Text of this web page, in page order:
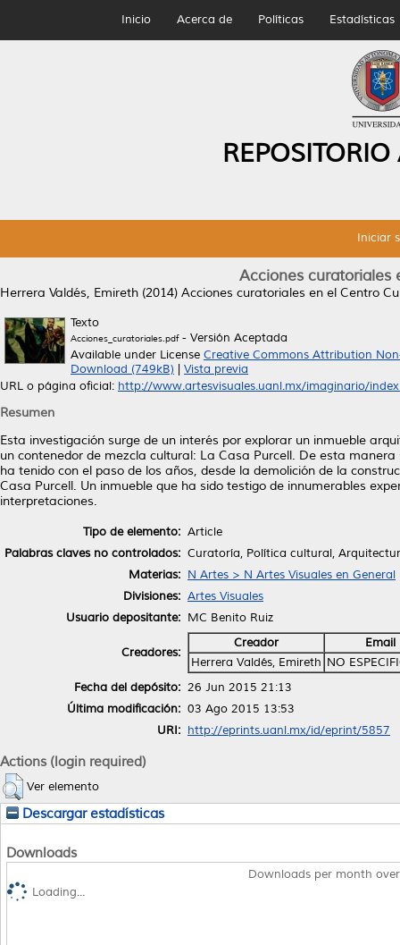
Inicio Acerca de Políticas Estadísticas
Iniciar
Acciones curatoriales
Herrera Valdés, Emireth (2014) Acciones curatoriales en el Centro
Texto
Acciones_curatoriales.pdf- Versión Aceptada
Available under License Creative Commons Attribution
Download (749kB)
Vista previa
URL o página oficial: http://www.artesvisuales.uanl.mx/imaginario/
Resumen
Esta investigación surge de un interés por explorar un inmueble
un contenedor de mezcla cultural: La Casa Purcell. De esta
ha tenido con el paso de los años, desde la demolición de la
Casa Purcell. Un inmueble que ha sido testigo de innumerables
interpretaciones.
Tipo de elemento: Article
Palabras claves no controlados: Curatoría, Política cultural,
Materias: N Artes > N Artes Visuales en General
Divisiones: Artes Visuales
Usuario depositante: MC Benito Ruiz
Creadores:
Creador
Email
Herrera Valdés, Emireth NO
Fecha del depósito: 26 Jun 2015 21:13
Última modificación: 03 Ago 2015 13:53
URI: http://eprints.uanl.mx/id/eprint/5857
Actions (login required)
Ver elemento
Descargar estadísticas
Downloads
Downloads per month
Loading...